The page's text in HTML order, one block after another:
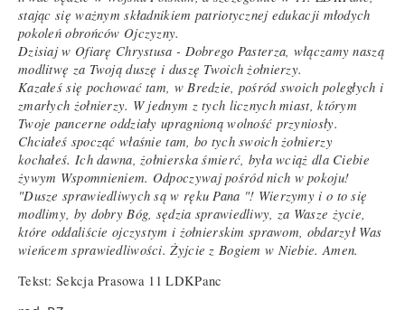
stając się ważnym składnikiem patriotycznej edukacji młodych
pokoleń obrońców Ojczyzny.
Dzisiaj w Ofiarę Chrystusa - Dobrego Pasterza, włączamy naszą
modlitwę za Twoją duszę i duszę Twoich żołnierzy.
Kazałeś się pochować tam, w Bredzie, pośród swoich poległych i
zmarłych żołnierzy. W jednym z tych licznych miast, którym
Twoje pancerne oddziały upragnioną wolność przyniosły.
Chciałeś spocząć właśnie tam, bo tych swoich żołnierzy
kochałeś. Ich dawna, żołnierska śmierć, była wciąż dla Ciebie
żywym Wspomnieniem. Odpoczywaj pośród nich w pokoju!
"Dusze sprawiedliwych są w ręku Pana "! Wierzymy i o to się
modlimy, by dobry Bóg, sędzia sprawiedliwy, za Wasze życie,
które oddaliście ojczystym i żołnierskim sprawom, obdarzył Was
wieńcem sprawiedliwości. Żyjcie z Bogiem w Niebie. Amen.
Tekst: Sekcja Prasowa 11 LDKPanc